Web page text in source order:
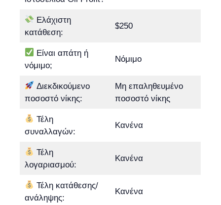
Ελάχιστη
κατάθεση:
$250
Είναι απάτη ή
νόμιμο;
Νόμιμο
Διεκδικούμενο
ποσοστό νίκης:
Μη επαληθευμένο
ποσοστό νίκης
Τέλη
συναλλαγών:
Κανένα
Τέλη
λογαριασμού:
Κανένα
Τέλη κατάθεσης/
ανάληψης:
Κανένα